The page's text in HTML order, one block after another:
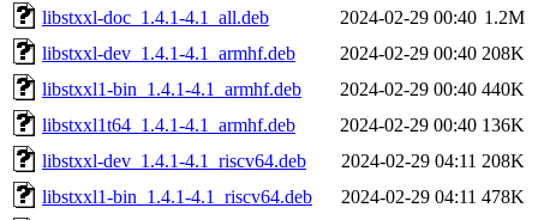
libstxxl-doc_1.4.1-4.1_all.deb
2024-02-29 00:40 1.2M
libstxxl-dev_1.4.1-4.1_armhf.deb
2024-02-29 00:40 208K
libstxxl1-bin_1.4.1-4.1_armhf.deb
2024-02-29 00:40 440K
libstxxl1t64_1.4.1-4.1_armhf.deb
2024-02-29 00:40 136K
libstxxl-dev_1.4.1-4.1_riscv64.deb
2024-02-29 04:11 208K
libstxxl1-bin_1.4.1-4.1_riscv64.deb
2024-02-29 04:11 478K